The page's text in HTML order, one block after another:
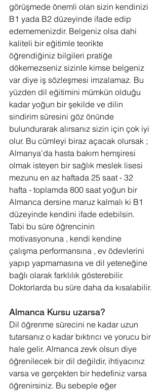
görüşmede önemli olan sizin kendinizi
B1 yada B2 düzeyinde ifade edip
edememenizdir. Belgeniz olsa dahi
kaliteli bir eğitimle teorikte
öğrendiğiniz bilgileri pratiğe
dökemezseniz sizinle kimse belgeniz
var diye iş sözleşmesi imzalamaz. Bu
yüzden dil eğitimini mümkün olduğu
kadar yoğun bir şekilde ve dilin
sindirim süresini göz önünde
bulundurarak alırsanız sizin için çok iyi
olur. Bu cümleyi biraz açacak olursak ;
Almanya'da hasta bakım hemşiresi
olmak isteyen bir sağlık meslek lisesi
mezunu en az haftada 25 saat - 32
hafta - toplamda 800 saat yoğun bir
Almanca dersine maruz kalmalı ki B1
düzeyinde kendini ifade edebilsin.
Tabi bu süre öğrencinin
motivasyonuna , kendi kendine
çalışma performansına , ev ödevlerini
yapıp yapmamasına ve dil yeteneğine
bağlı olarak farklılık gösterebilir.
Doktorlarda bu süre daha da kısalabilir.
Almanca Kursu uzarsa?
Dil öğrenme sürecini ne kadar uzun
tutarsanız o kadar bıktırıcı ve yorucu bir
hale gelir. Almanca zevk olsun diye
öğrenilecek bir dil değildir, ihtiyacınız
varsa ve gerçekten bir hedefiniz varsa
öğrenirsiniz. Bu sebeple eğer